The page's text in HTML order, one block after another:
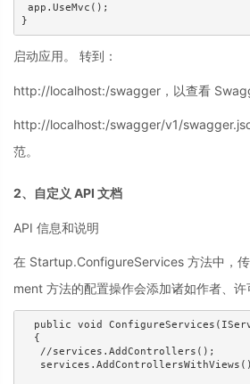
app.UseMvc();
}
启动应用。 转到：
http://localhost:/swagger，以查看
http://localhost:/swagger/v1/
范。
2、自定义 API 文档
API 信息和说明
在 Startup.ConfigureServices 方法中，
ment 方法的配置操作会添加诸如作者、许
public void
  {
   //services.AddControllers();